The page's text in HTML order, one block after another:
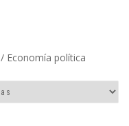
/ Economía política